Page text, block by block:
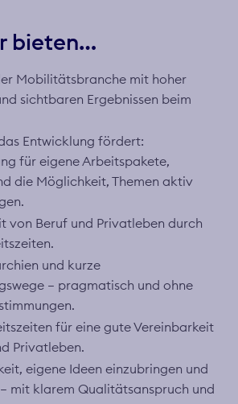
bieten…
Mobilitätsbranche mit hoher
sichtbaren Ergebnissen beim
Entwicklung fördert:
für eigene Arbeitspakete,
die Möglichkeit, Themen aktiv
von Beruf und Privatleben durch
und kurze
– pragmatisch und ohne
für eine gute Vereinbarkeit
Privatleben.
eigene Ideen einzubringen und
mit klarem Qualitätsanspruch und